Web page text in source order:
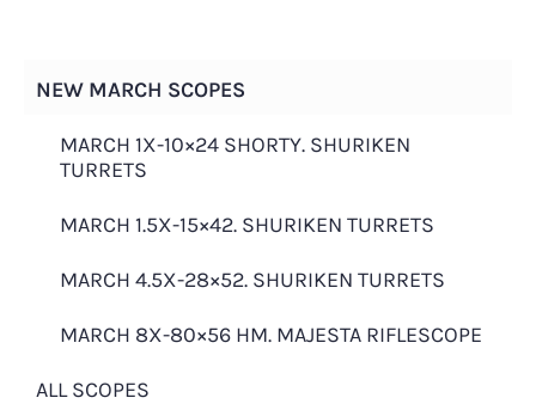
Bestellnummer *erforderlich
NEW MARCH SCOPES
MARCH 1X-10×24 SHORTY. SHURIKEN
TURRETS
MARCH 1.5X-15×42. SHURIKEN TURRETS
MARCH 4.5X-28×52. SHURIKEN TURRETS
MARCH 8X-80×56 HM. MAJESTA RIFLESCOPE
ALL SCOPES